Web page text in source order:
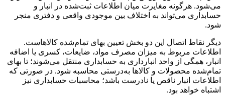
می‌شود. هرگونه مغایرت میان اطلاعات ثبت‌شده در انبار و
حسابداری می‌تواند به اختلاف بین موجودی واقعی و دفتری منجر
شود.
دیگر نقاط اتصال این دو بخش تعیین بهای تمام‌شده کالاهاست.
اطلاعات مربوط به میزان مصرف مواد، ضایعات، کسری یا اضافه
انبار، همگی از واحد انبارداری به حسابداری منتقل می‌شوند؛ تا بهای
تمام‌شده محصولات و کالاها به‌درستی محاسبه شود. در صورتی که
اطلاعات انبار ناقص یا نادرست باشد؛ محاسبات حسابداری نیز
اشتباه خواهد بود.